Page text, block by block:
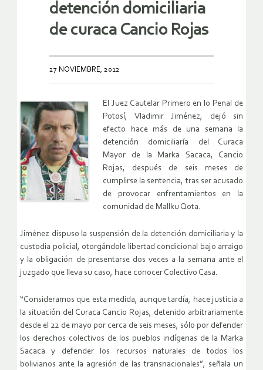
detención domiciliaria
de curaca Cancio Rojas
27 NOVIEMBRE, 2012
El Juez Cautelar Primero en lo Penal de
Potosí, Vladimir Jiménez, dejó sin
efecto hace más de una semana la
detención domiciliaría del Curaca
Mayor de la Marka Sacaca, Cancio
Rojas, después de seis meses de
cumplirse la sentencia, tras ser acusado
de provocar enfrentamientos en la
comunidad de Mallku Qota.
Jiménez dispuso la suspensión de la detención domiciliaria y la
custodia policial, otorgándole libertad condicional bajo arraigo
y la obligación de presentarse dos veces a la semana ante el
juzgado que lleva su caso, hace conocer Colectivo Casa.
“Consideramos que esta medida, aunque tardía, hace justicia a
la situación del Curaca Cancio Rojas, detenido arbitrariamente
desde el 22 de mayo por cerca de seis meses, sólo por defender
los derechos colectivos de los pueblos indígenas de la Marka
Sacaca y defender los recursos naturales de todos los
bolivianos ante la agresión de las transnacionales”, señala un